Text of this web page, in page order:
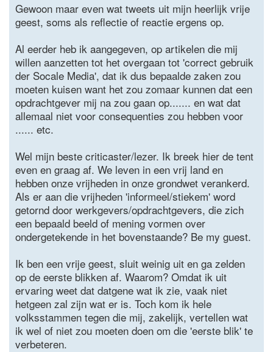
Gewoon maar even wat tweets uit mijn heerlijk vrije
geest, soms als reflectie of reactie ergens op.
Al eerder heb ik aangegeven, op artikelen die mij
willen aanzetten tot het overgaan tot 'correct gebruik
der Socale Media', dat ik dus bepaalde zaken zou
moeten kuisen want het zou zomaar kunnen dat een
opdrachtgever mij na zou gaan op....... en wat dat
allemaal niet voor consequenties zou hebben voor
...... etc.
Wel mijn beste criticaster/lezer. Ik breek hier de tent
even en graag af. We leven in een vrij land en
hebben onze vrijheden in onze grondwet verankerd.
Als er aan die vrijheden 'informeel/stiekem' word
getornd door werkgevers/opdrachtgevers, die zich
een bepaald beeld of mening vormen over
ondergetekende in het bovenstaande? Be my guest.
Ik ben een vrije geest, sluit weinig uit en ga zelden
op de eerste blikken af. Waarom? Omdat ik uit
ervaring weet dat datgene wat ik zie, vaak niet
hetgeen zal zijn wat er is. Toch kom ik hele
volksstammen tegen die mij, zakelijk, vertellen wat
ik wel of niet zou moeten doen om die 'eerste blik' te
verbeteren.